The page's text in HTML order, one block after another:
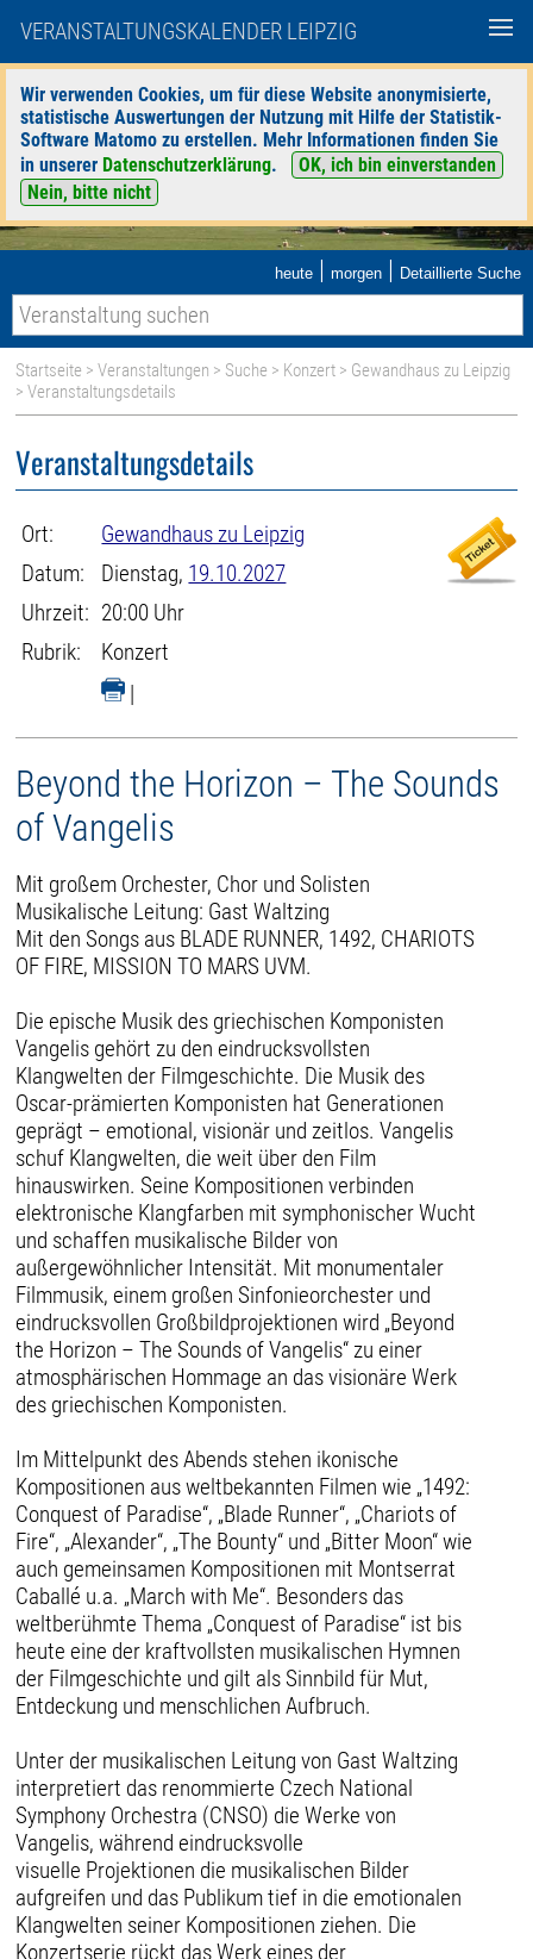
VERANSTALTUNGSKALENDER LEIPZIG
Wir verwenden Cookies, um für diese Website anonymisierte,
statistische Auswertungen der Nutzung mit Hilfe der Statistik-
Software Matomo zu erstellen. Mehr Informationen finden Sie
in unserer Datenschutzerklärung.
OK, ich bin einverstanden
Nein, bitte nicht
heute | morgen | Detaillierte Suche
Startseite >Veranstaltungen > Suche > Konzert > Gewandhaus zu Leipzig
> Veranstaltungsdetails
Veranstaltungsdetails
Ort:
Gewandhaus zu Leipzig
Datum:
Dienstag, 19.10.2027
Uhrzeit: 20:00 Uhr
Rubrik:
Konzert
|
Beyond the Horizon – The Sounds
of Vangelis
Mit großem Orchester, Chor und Solisten
Musikalische Leitung: Gast Waltzing
Mit den Songs aus BLADE RUNNER, 1492, CHARIOTS
OF FIRE, MISSION TO MARS UVM.
Die epische Musik des griechischen Komponisten
Vangelis gehört zu den eindrucksvollsten
Klangwelten der Filmgeschichte. Die Musik des
Oscar-prämierten Komponisten hat Generationen
geprägt – emotional, visionär und zeitlos. Vangelis
schuf Klangwelten, die weit über den Film
hinauswirken. Seine Kompositionen verbinden
elektronische Klangfarben mit symphonischer Wucht
und schaffen musikalische Bilder von
außergewöhnlicher Intensität. Mit monumentaler
Filmmusik, einem großen Sinfonieorchester und
eindrucksvollen Großbildprojektionen wird „Beyond
the Horizon – The Sounds of Vangelis“ zu einer
atmosphärischen Hommage an das visionäre Werk
des griechischen Komponisten.
Im Mittelpunkt des Abends stehen ikonische
Kompositionen aus weltbekannten Filmen wie „1492:
Conquest of Paradise“, „Blade Runner“, „Chariots of
Fire“, „Alexander“, „The Bounty“ und „Bitter Moon“ wie
auch gemeinsamen Kompositionen mit Montserrat
Caballé u.a. „March with Me“. Besonders das
weltberühmte Thema „Conquest of Paradise“ ist bis
heute eine der kraftvollsten musikalischen Hymnen
der Filmgeschichte und gilt als Sinnbild für Mut,
Entdeckung und menschlichen Aufbruch.
Unter der musikalischen Leitung von Gast Waltzing
interpretiert das renommierte Czech National
Symphony Orchestra (CNSO) die Werke von
Vangelis, während eindrucksvolle
visuelle Projektionen die musikalischen Bilder
aufgreifen und das Publikum tief in die emotionalen
Klangwelten seiner Kompositionen ziehen. Die
Konzertserie rückt das Werk eines der